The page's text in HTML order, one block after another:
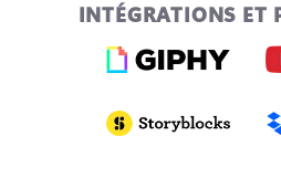
INTÉGRATIONS ET